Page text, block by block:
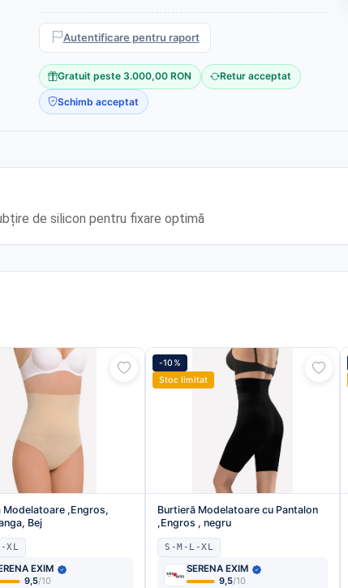
Autentificare pentru raport
Gratuit peste 3.000,00 RON Retur acceptat
Schimb acceptat
de silicon pentru fixare optimă
Modelatoare ,Engros,
Bej
XL
EXIM
9,5/10
-10%
Stoc limitat
Burtieră Modelatoare cu Pantalon
,Engros , negru
S-M-L-XL
SERENA EXIM
9,5/10